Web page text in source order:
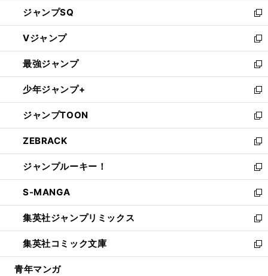
い
ウ
ィ
ン
ド
ウ
で
開
く
ジャンプSQ
新
し
い
ウ
ィ
ン
ド
ウ
で
開
く
Vジャンプ
新
し
い
ウ
ィ
ン
ド
ウ
で
開
く
最強ジャンプ
新
し
い
ウ
ィ
ン
ド
ウ
で
開
く
少年ジャンプ+
新
し
い
ウ
ィ
ン
ド
ウ
で
開
く
ジャンプTOON
新
し
い
ウ
ィ
ン
ド
ウ
で
開
く
ZEBRACK
新
し
い
ウ
ィ
ン
ド
ウ
で
開
ジャンプルーキー！
新
し
い
ウ
ィ
ン
ド
ウ
S-MANGA
新
し
い
ウ
ィ
ン
集英社ジャンプリミックス
新
し
い
ウ
集英社コミック文庫
新
し
青年マンガ